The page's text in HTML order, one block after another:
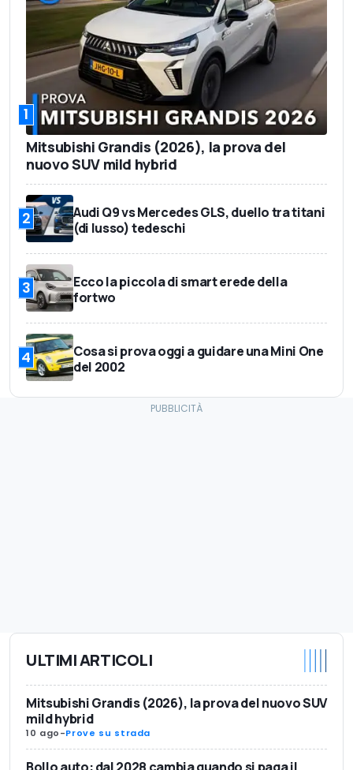
1
Mitsubishi Grandis (2026), la prova del
nuovo SUV mild hybrid
2
Audi Q9 vs Mercedes GLS, duello tra titani
(di lusso) tedeschi
3
Ecco la piccola di smart erede della
fortwo
4
Cosa si prova oggi a guidare una Mini One
del 2002
ULTIMI ARTICOLI
Mitsubishi Grandis (2026), la prova del nuovo SUV
mild hybrid
10 ago-Prove su strada